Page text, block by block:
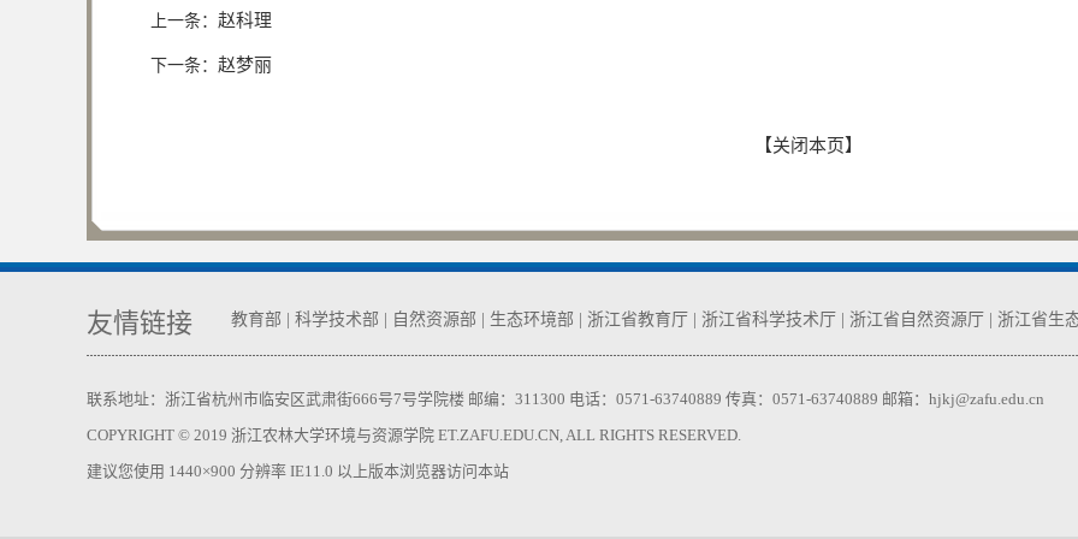
上一条： 赵科理
下一条： 赵梦丽
【关闭本页】
友情链接 教育部 科学技术部 自然资源部 生态环境部 浙江省教育厅 浙江省科学技术厅 浙江省自然资源厅 浙江省生
联系地址：浙江省杭州市临安区武肃街666号7号学院楼 邮编：311300 电话：0571-63740889 传真：0571-63740889 邮箱：hjkj@zafu.edu.cn
COPYRIGHT © 2019 浙江农林大学环境与资源学院 ET.ZAFU.EDU.CN, ALL RIGHTS RESERVED.
建议您使用 1440×900 分辨率 IE11.0 以上版本浏览器访问本站